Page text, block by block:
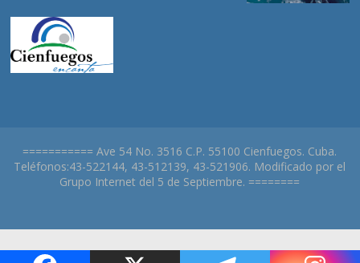
=========== Ave 54 No. 3516 C.P. 55100 Cienfuegos. Cuba.
Teléfonos:43-522144, 43-512139, 43-521906. Modificado por el
Grupo Internet del 5 de Septiembre. ========